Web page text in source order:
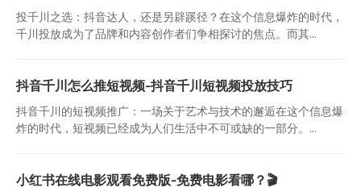
投千川之选：抖音达人，还是另辟蹊径？在这个信息爆炸的时代，
千川投放成为了品牌和内容创作者们争相探讨的焦点。而其...
抖音千川怎么推短视频-抖音千川短视频投放技巧
抖音千川的短视频推广：一场关于艺术与技术的邂逅在这个信息爆
炸的时代，短视频已经成为人们生活中不可或缺的一部分。...
小红书在线电影观看免费版-免费电影看哪？🎬